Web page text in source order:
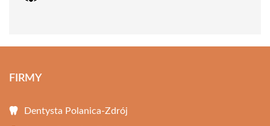
FIRMY
Dentysta Polanica-Zdrój